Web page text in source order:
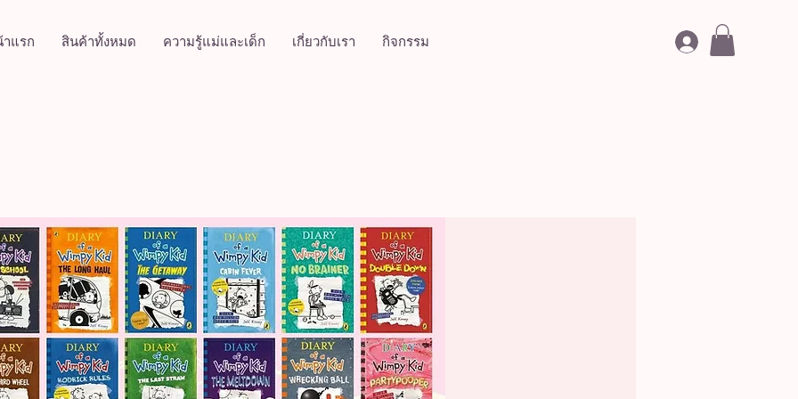
แรก สินค้าทั้งหมด ความรู้แม่และเด็ก เกี่ยวกับเรา กิจกรรม